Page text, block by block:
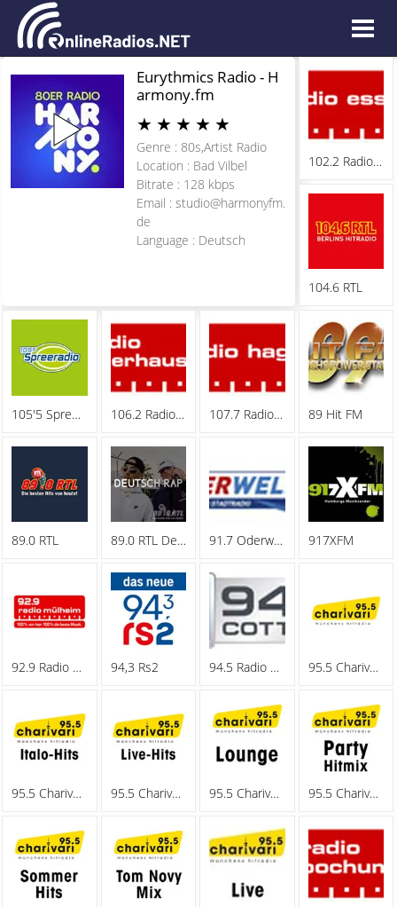
Eurythmics Radio - H
armony.fm
★ ★ ★ ★ ★
Genre : 80s,Artist Radio
Location : Bad Vilbel
Bitrate : 128 kbps
Email : studio@harmonyfm.
de
Language : Deutsch
102.2 Radio Essen
104.6 RTL
105'5 Spreeradio 106.2 Radio Oberhausen 107.7 Radio Hagen 89 Hit FM
89.0 RTL 89.0 RTL Deutschrap 91.7 Oderwelle 917XFM
92.9 Radio Muelheim 94,3 Rs2 94.5 Radio Cottbus 95.5 Charivari - Family
95.5 Charivari - Italo-Hits 95.5 Charivari - Live-Hits 95.5 Charivari - Lounge 95.5 Charivari - Party Hitmix